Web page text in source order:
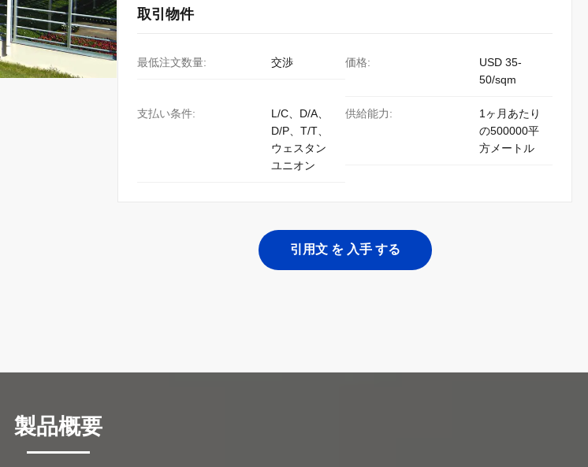
取引物件
最低注文数量: 交渉 価格:
USD 35-
50/sqm
支払い条件:
L/C、D/A、
D/P、T/T、
ウェスタン
ユニオン
供給能力:
1ヶ月あたり
の500000平
方メートル
引用文 を 入手 する
製品概要